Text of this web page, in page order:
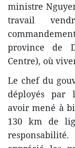
ministre
travail
province de
Centre), où
Le chef du
déployés par
avoir mené à
130 km de